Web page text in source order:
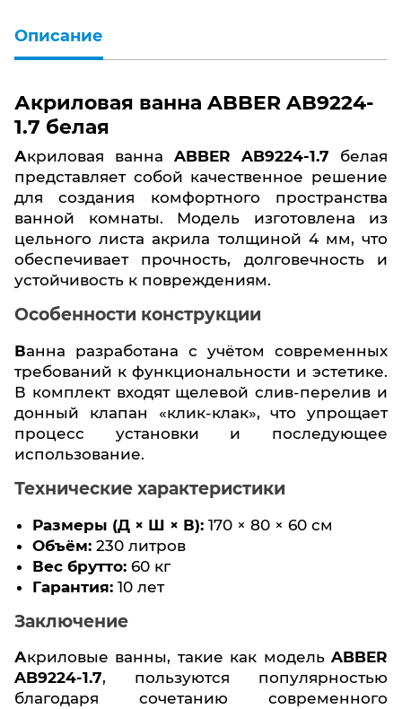
Описание
Акриловая ванна ABBER AB9224-
1.7 белая
Акриловая ванна ABBER AB9224-1.7 белая
представляет собой качественное решение
для создания комфортного пространства
ванной комнаты. Модель изготовлена из
цельного листа акрила толщиной 4 мм, что
обеспечивает прочность, долговечность и
устойчивость к повреждениям.
Особенности конструкции
Ванна разработана с учётом современных
требований к функциональности и эстетике.
В комплект входят щелевой слив-перелив и
донный клапан «клик-клак», что упрощает
процесс установки и последующее
использование.
Технические характеристики
Размеры (Д × Ш × В): 170 × 80 × 60 см
Объём: 230 литров
Вес брутто: 60 кг
Гарантия: 10 лет
Заключение
Акриловые ванны, такие как модель ABBER
AB9224-1.7, пользуются популярностью
благодаря сочетанию современного